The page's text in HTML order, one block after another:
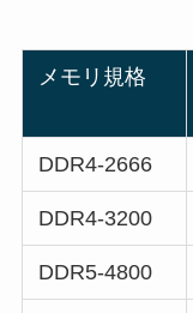
メモリ規格
DDR4-2666
DDR4-3200
DDR5-4800